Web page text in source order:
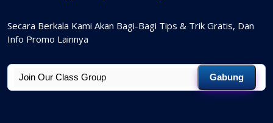
Secara Berkala Kami Akan Bagi-Bagi Tips & Trik Gratis, Dan
Info Promo Lainnya
Gabung